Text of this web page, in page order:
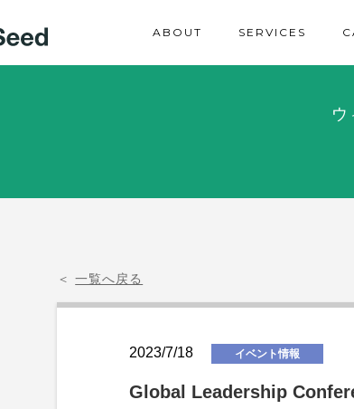
ABOUT SERVICES
ウ
＜一覧へ戻る
2023/7/18 イベント情報
Global Leadership